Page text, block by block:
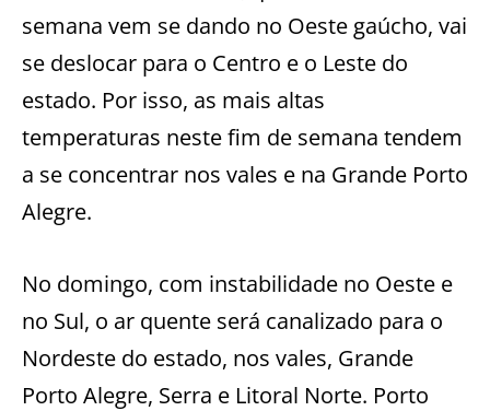
semana vem se dando no Oeste gaúcho, vai
se deslocar para o Centro e o Leste do
estado. Por isso, as mais altas
temperaturas neste fim de semana tendem
a se concentrar nos vales e na Grande Porto
Alegre.
No domingo, com instabilidade no Oeste e
no Sul, o ar quente será canalizado para o
Nordeste do estado, nos vales, Grande
Porto Alegre, Serra e Litoral Norte. Porto